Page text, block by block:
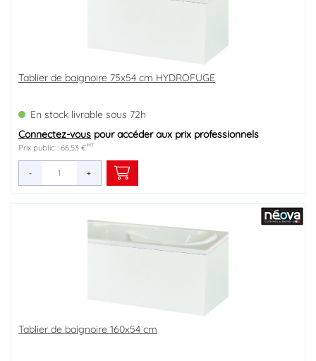
Tablier de baignoire 75x54 cm HYDROFUGE
En stock livrable sous 72h
Connectez-vous pour accéder aux prix professionnels
Prix public : 66,53 €HT
- +
Tablier de baignoire 160x54 cm